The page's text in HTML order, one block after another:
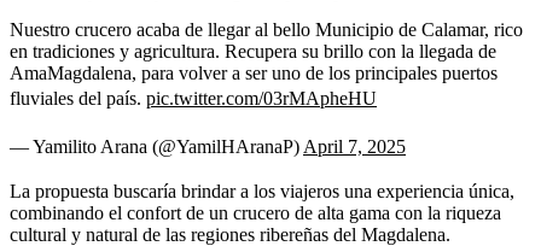
Nuestro crucero acaba de llegar al bello Municipio de Calamar, rico
en tradiciones y agricultura. Recupera su brillo con la llegada de
AmaMagdalena, para volver a ser uno de los principales puertos
fluviales del país. pic.twitter.com/03rMApheHU
— Yamilito Arana (@YamilHAranaP) April 7, 2025
La propuesta buscaría brindar a los viajeros una experiencia única,
combinando el confort de un crucero de alta gama con la riqueza
cultural y natural de las regiones ribereñas del Magdalena.